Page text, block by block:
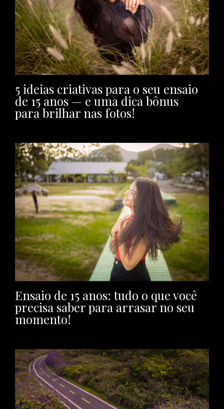
5 ideias criativas para o seu ensaio
de 15 anos — e uma dica bônus
para brilhar nas fotos!
Ensaio de 15 anos: tudo o que você
precisa saber para arrasar no seu
momento!